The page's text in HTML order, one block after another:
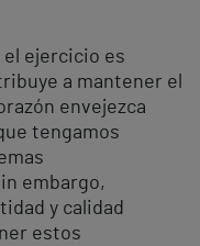
el ejercicio es
a mantener el
envejezca
tengamos
embargo,
y calidad
estos